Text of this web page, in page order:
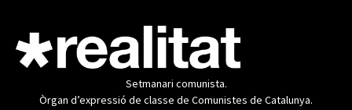
Setmanari comunista.
Òrgan d’expressió de classe de Comunistes de Catalunya.